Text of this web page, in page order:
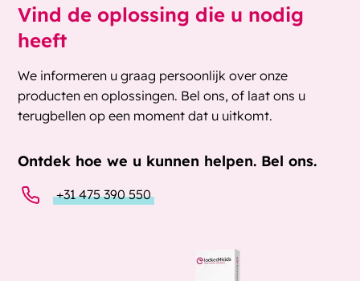
Vind de oplossing die u nodig
heeft
We informeren u graag persoonlijk over onze
producten en oplossingen. Bel ons, of laat ons u
terugbellen op een moment dat u uitkomt.
Ontdek hoe we u kunnen helpen. Bel ons.
+31 475 390 550